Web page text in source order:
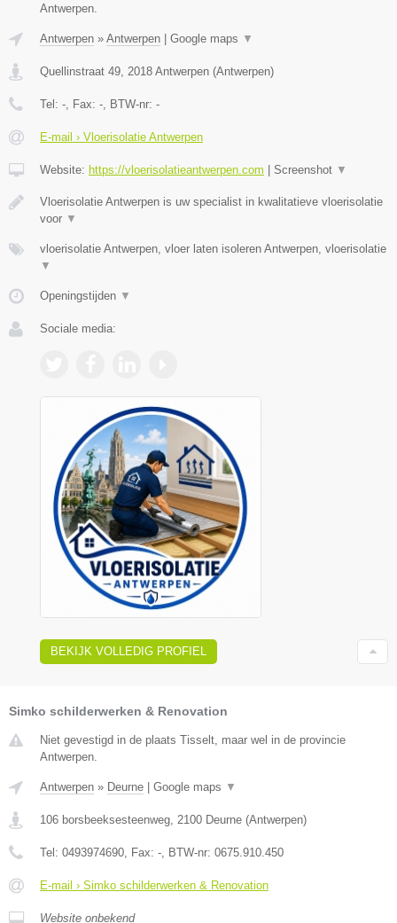
Antwerpen.
Antwerpen » Antwerpen Google maps ▼
Quellinstraat 49, 2018 Antwerpen (Antwerpen)
Tel: -, Fax: -, BTW-nr: -
E-mail › Vloerisolatie Antwerpen
Website: https://vloerisolatieantwerpen.com Screenshot ▼
Vloerisolatie Antwerpen is uw specialist in kwalitatieve vloerisolatie
voor ▼
vloerisolatie Antwerpen, vloer laten isoleren Antwerpen, vloerisolatie
▼
Openingstijden ▼
Sociale media:
BEKIJK VOLLEDIG PROFIEL
Simko schilderwerken & Renovation
Niet gevestigd in de plaats Tisselt, maar wel in de provincie
Antwerpen.
Antwerpen » Deurne Google maps ▼
106 borsbeeksesteenweg, 2100 Deurne (Antwerpen)
Tel: 0493974690, Fax: -, BTW-nr: 0675.910.450
E-mail › Simko schilderwerken & Renovation
Website onbekend